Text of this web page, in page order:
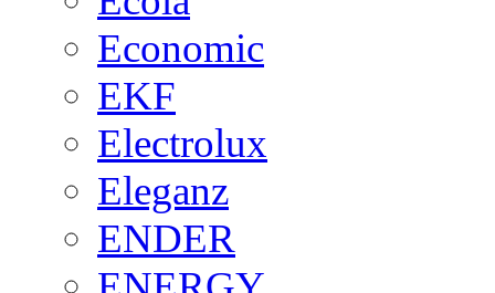
Economic
EKF
Electrolux
Eleganz
ENDER